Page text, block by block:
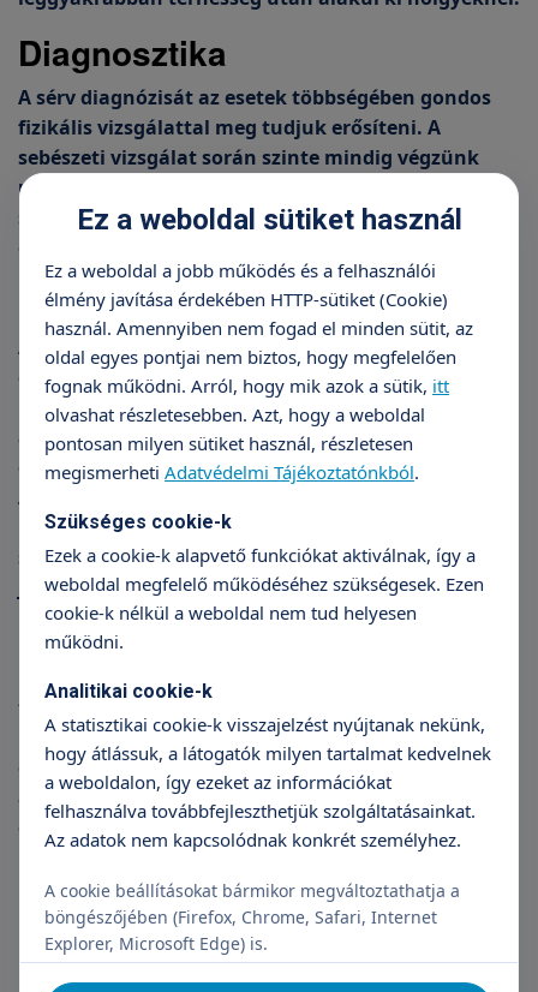
Diagnosztika
A sérv diagnózisát az esetek többségében gondos
fizikális vizsgálattal meg tudjuk erősíteni. A
sebészeti vizsgálat során szinte mindig végzünk
ultrahang vizsgálatot, mellyel a korai, kezdődő
sérvek is kimutathatók. CT és MRI vizsgálat során
gyakran leírják sérv jelenlétét.
Kezelés
A sérv megoldása: a műtét. Kimutatott sérv esetén
célszerű a műtétet mihamarabb elvégezni. Az
idejekorán végzett műtét esetén a kiújulás esélye
alacsonyabb. A sérvkötő viselése kényelmetlen, az
érdemi megoldást elodázza, ezért nem javasoljuk.
A legtöbb sérv megoldásánál arany standard a háló
beültetés. Az általában polipropilénből készülő
szövetbarát hálók alkalmazása óta a felépülési idő
jelentősen lerövidült, a kiújulás valószínűsége
minimális. A hálót az esetek egy részénél nyílt
műtét során helyezzük be. Így kezeljük a
köldöksérvek és a hasfali-, vagy műtét utáni sérvek
többségét. Lágyéksérvek esetén leggyakrabban a
laparoszkópos megoldást választjuk. Ilyenkor 3
egyenként 5-10 mm-es lyukon keresztül végezzük el
a műtétet. A laparoszkópos megoldásnak számos
előnye van: át tudjuk tekinteni a kismedencét, egy
időben el tudjuk végezni több sérv plasztikáját. A
műtét utáni fájdalom elhanyagolható, a lábadozási
idő rövid. az esetek többségében a műtét után 3-4
héttel már sport tevékenység is megengedett. A
hasfali izmok szétválása esetén a sérv műtétet
Ez a weboldal sütiket használ
Ez a weboldal a jobb működés és a felhasználói
élmény javítása érdekében HTTP-sütiket (Cookie)
használ. Amennyiben nem fogad el minden sütit, az
oldal egyes pontjai nem biztos, hogy megfelelően
fognak működni. Arról, hogy mik azok a sütik, itt
olvashat részletesebben. Azt, hogy a weboldal
pontosan milyen sütiket használ, részletesen
megismerheti Adatvédelmi Tájékoztatónkból.
Szükséges cookie-k
Ezek a cookie-k alapvető funkciókat aktiválnak, így a
weboldal megfelelő működéséhez szükségesek. Ezen
cookie-k nélkül a weboldal nem tud helyesen
működni.
Analitikai cookie-k
A statisztikai cookie-k visszajelzést nyújtanak nekünk,
hogy átlássuk, a látogatók milyen tartalmat kedvelnek
a weboldalon, így ezeket az információkat
felhasználva továbbfejleszthetjük szolgáltatásainkat.
Az adatok nem kapcsolódnak konkrét személyhez.
A cookie beállításokat bármikor megváltoztathatja a
böngészőjében (Firefox, Chrome, Safari, Internet
Explorer, Microsoft Edge) is.